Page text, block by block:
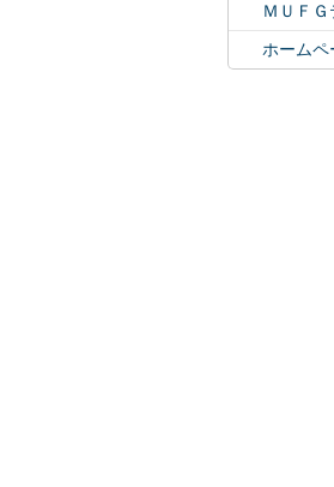
ＭＵＦ
ホームペ